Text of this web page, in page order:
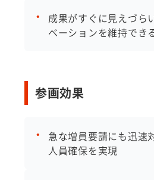
成果がすぐに見えづら
ベーションを維持でき
参画効果
急な増員要請にも迅速
人員確保を実現